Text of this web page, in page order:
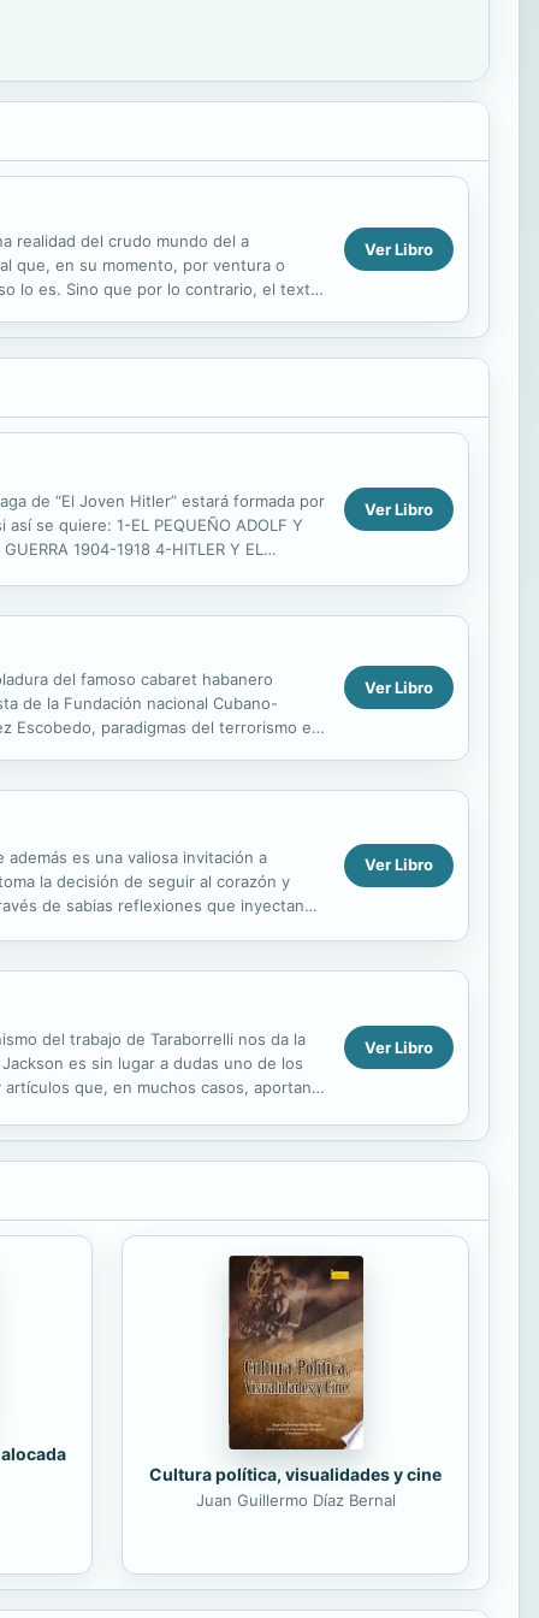
realidad del crudo mundo del a
que, en su momento, por ventura o
lo es. Sino que por lo contrario, el texto
Ver Libro
de “El Joven Hitler” estará formada por
se quiere: 1-EL PEQUEÑO ADOLF Y
1904-1918 4-HITLER Y EL
Ver Libro
del famoso cabaret habanero
de la Fundación nacional Cubano-
Escobedo, paradigmas del terrorismo en
Ver Libro
es una valiosa invitación a
la decisión de seguir al corazón y
de sabias reflexiones que inyectan
Ver Libro
del trabajo de Taraborrelli nos da la
es sin lugar a dudas uno de los
que, en muchos casos, aportan
Ver Libro
Cultura política, visualidades y cine
Juan Guillermo Díaz Bernal